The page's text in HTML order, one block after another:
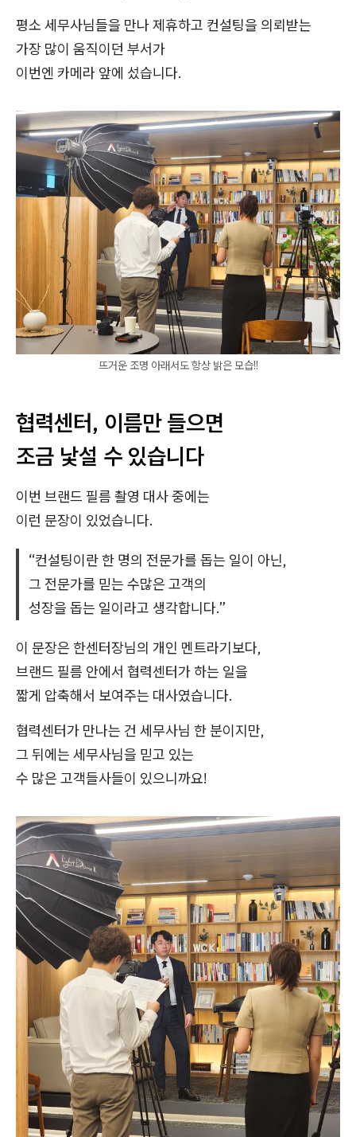
평소 세무사님들을 만나 제휴하고 컨설팅을 의뢰받는
가장 많이 움직이던 부서가
이번엔 카메라 앞에 섰습니다.
뜨거운 조명 아래서도 항상 밝은 모습!!
협력센터, 이름만 들으면
조금 낯설 수 있습니다
이번 브랜드 필름 촬영 대사 중에는
이런 문장이 있었습니다.
“컨설팅이란 한 명의 전문가를 돕는 일이 아닌,
그 전문가를 믿는 수많은 고객의
성장을 돕는 일이라고 생각합니다.”
이 문장은 한센터장님의 개인 멘트라기보다,
브랜드 필름 안에서 협력센터가 하는 일을
짧게 압축해서 보여주는 대사였습니다.
협력센터가 만나는 건 세무사님 한 분이지만,
그 뒤에는 세무사님을 믿고 있는
수 많은 고객들사들이 있으니까요!